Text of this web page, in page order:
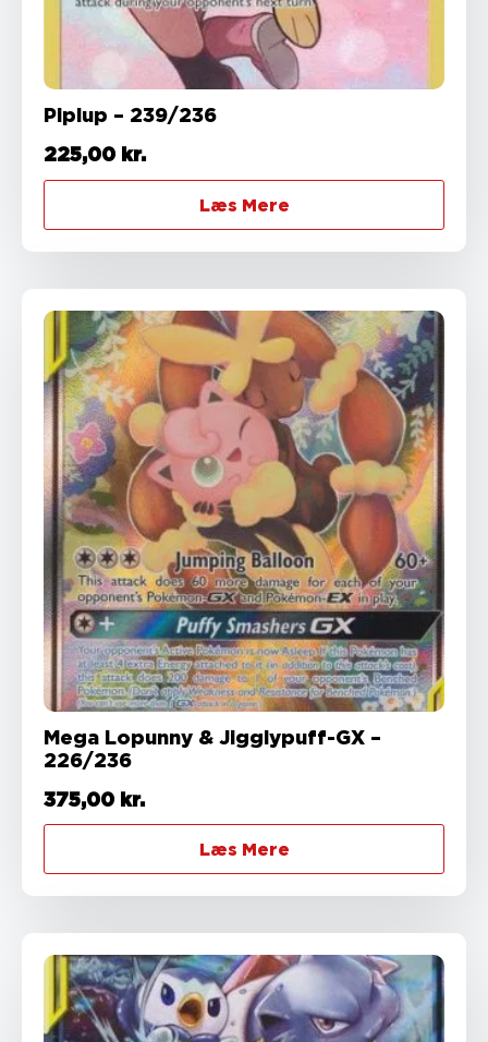
Piplup – 239/236
225,00 kr.
Læs Mere
Mega Lopunny & Jigglypuff-GX –
226/236
375,00 kr.
Læs Mere